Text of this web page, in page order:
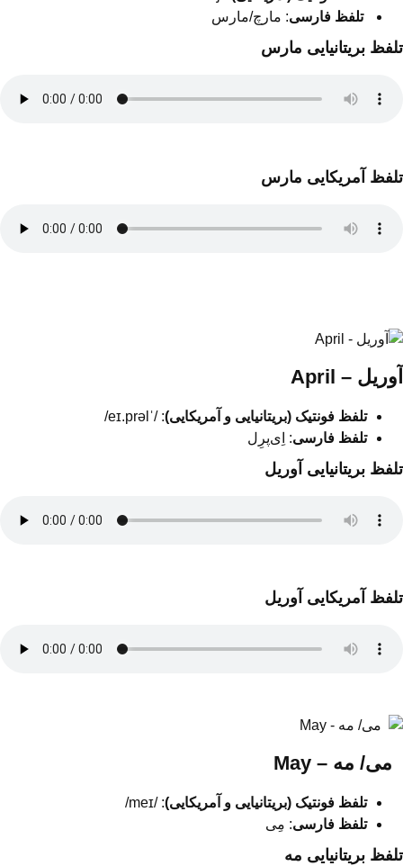
تلفظ فارسی: مارچ/مارس
تلفظ بریتانیایی مارس
تلفظ آمریکایی مارس
آوریل – April
تلفظ فونتیک (بریتانیایی و آمریکایی): /ˈeɪ.prəl/
تلفظ فارسی: اِی‌پرِل
تلفظ بریتانیایی آوریل
تلفظ آمریکایی آوریل
می/ مه – May
تلفظ فونتیک (بریتانیایی و آمریکایی): /meɪ/
تلفظ فارسی: مِی
تلفظ بریتانیایی مه